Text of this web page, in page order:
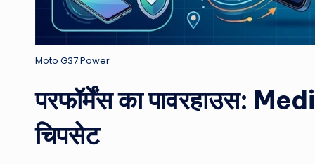
Moto G37 Power
परफॉर्मेंस का पावरहाउस:
चिपसेट